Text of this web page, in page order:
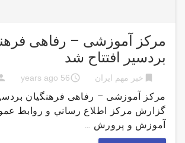
مرکز آموزشی – رفاهی
بردسیر افتتاح شد
bookmark خبر مهم ایران access_time
56 years ago
مرکز آموزشی – رفاهی فرهنگیان
گزارش مركز اطلاع رساني و روابط
آموزش و پرورش …